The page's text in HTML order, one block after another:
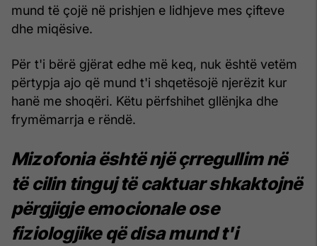
mund të çojë në prishjen e lidhjeve mes çifteve
dhe miqësive.
Për t'i bërë gjërat edhe më keq, nuk është vetëm
përtypja ajo që mund t'i shqetësojë njerëzit kur
hanë me shoqëri. Këtu përfshihet gllënjka dhe
frymëmarrja e rëndë.
Mizofoniaështë një çrregullim në
të cilin tinguj të caktuar shkaktojnë
përgjigje emocionale ose
fiziologjike që disa mund t'i